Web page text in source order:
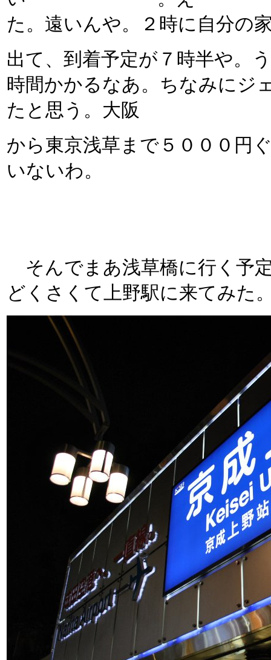
た。遠いんや。２時に自分の
出て、到着予定が７時半や。
時間かかるなあ。ちなみにジ
たと思う。大阪
から東京浅草まで５０００円
いないわ。
そんでまあ浅草橋に行く予
どくさくて上野駅に来てみた